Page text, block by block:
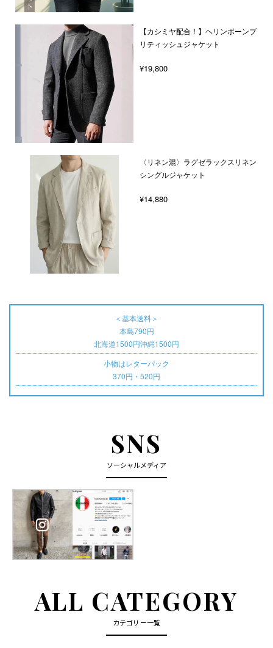
【カシミヤ配合！】ヘリンボーンブ
リティッシュジャケット
¥19,800
〈リネン混〉ラグゼラックスリネン
シングルジャケット
¥14,880
＜基本送料＞
本島790円
北海道1500円沖縄1500円
小物はレターパック
370円・520円
SNS
ソーシャルメディア
ALL CATEGORY
カテゴリー一覧